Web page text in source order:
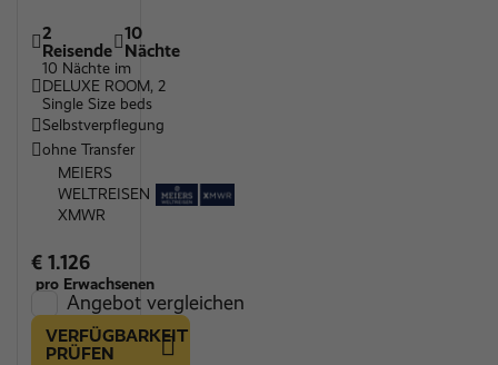
2
Reisende
10
Nächte
10 Nächte im
DELUXE ROOM, 2
Single Size beds
Selbstverpflegung
ohne Transfer
MEIERS
WELTREISEN
XMWR
€ 1.126
pro Erwachsenen
Angebot vergleichen
VERFÜGBARKEIT
PRÜFEN